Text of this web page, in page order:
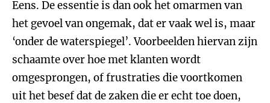
Eens. De essentie is dan ook het omarmen van
het gevoel van ongemak, dat er vaak wel is, maar
‘onder de waterspiegel’. Voorbeelden hiervan zijn
schaamte over hoe met klanten wordt
omgesprongen, of frustraties die voortkomen
uit het besef dat de zaken die er echt toe doen,